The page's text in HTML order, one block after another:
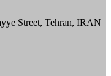
Street, Tehran, IRAN